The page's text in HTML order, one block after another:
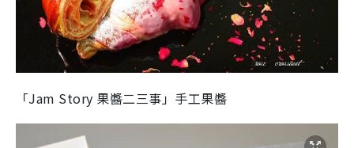
「Jam Story 果醬二三事」手工果醬